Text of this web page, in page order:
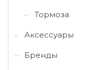
Тормоза
Аксессуары
Бренды